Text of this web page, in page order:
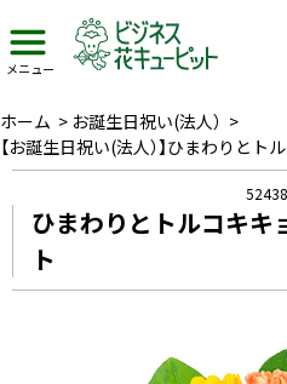
メニュー
ホーム > お誕生日祝い(法人） >
【お誕生日祝い(法人）】ひまわりと
ひまわりとトルコキキ
ト